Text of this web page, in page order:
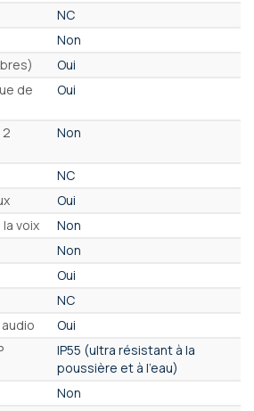
NC
Non
Oui
de
Oui
Non
NC
Oui
voix
Non
Non
Oui
NC
Oui
IP55 (ultra résistant à la
poussière et à l'eau)
Non